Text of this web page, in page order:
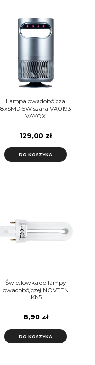
Lampa owadobójcza
8xSMD 5W szara VA0193
VAYOX
129,00 zł
DO KOSZYKA
Świetlówka do lampy
owadobójczej NOVEEN
IKN5
8,90 zł
DO KOSZYKA